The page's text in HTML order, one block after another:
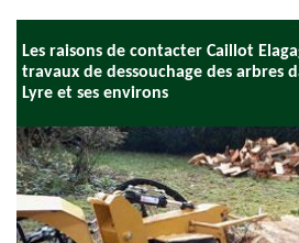
Les raisons de contacter Caillot
travaux de dessouchage des arbres
Lyre et ses environs